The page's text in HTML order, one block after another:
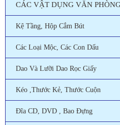
CÁC VẬT DỤNG VĂN
Kệ Tầng, Hộp Cắm Bút
Các Loại Mộc, Các Con Dấu
Dao Và Lưỡi Dao Rọc Giấy
Kéo ,thước Kẻ, Thước Cuộn
Đĩa CD, DVD , Bao Đựng